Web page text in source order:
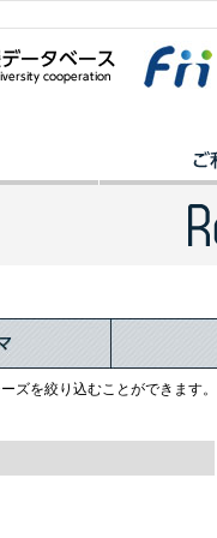
ズを絞り込むことができます。